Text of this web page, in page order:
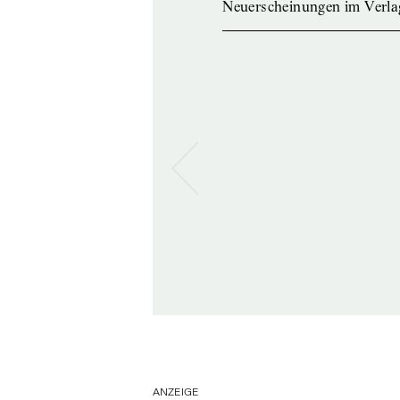
Neuerscheinungen im
ANZEIGE